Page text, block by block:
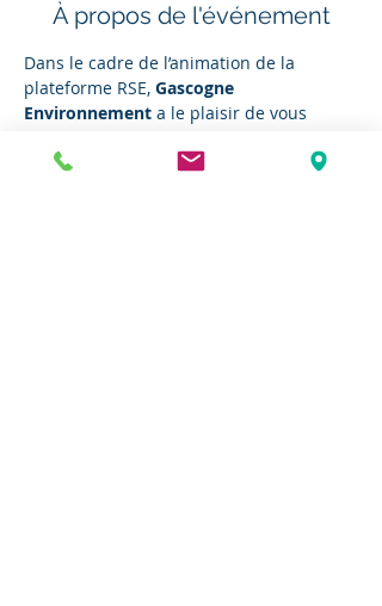
À propos de l'événement
Dans le cadre de l’animation de la
plateforme RSE, Gascogne
Environnement a le plaisir de vous
Scope 3 et achats responsables :